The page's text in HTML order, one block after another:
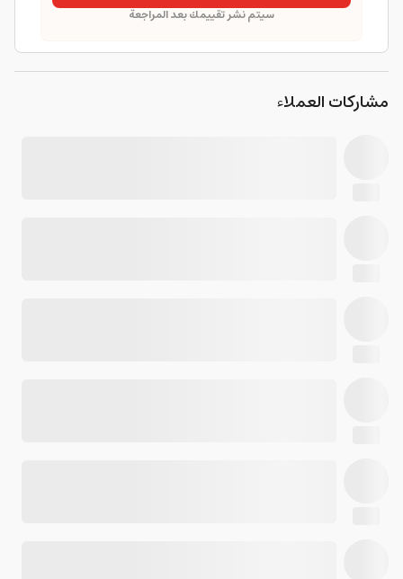
سيتم نشر تقييمك بعد المراجعة
مشاركات العملاء